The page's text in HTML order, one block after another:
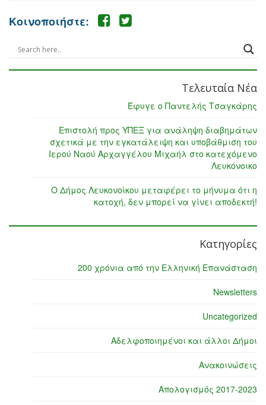
Κοινοποιήστε:
Τελευταία Νέα
Έφυγε ο Παντελής Τσαγκάρης
Επιστολή προς ΥΠΕΞ για ανάληψη διαβημάτων
σχετικά με την εγκατάλειψη και υποβάθμιση του
Ιερού Ναού Αρχαγγέλου Μιχαήλ στο κατεχόμενο
Λευκόνοικο
Ο Δήμος Λευκονοίκου μεταφέρει το μήνυμα ότι η
κατοχή, δεν μπορεί να γίνει αποδεκτή!
Κατηγορίες
200 χρόνια από την Ελληνική Επανάσταση
Newsletters
Uncategorized
Αδελφοποιημένοι και άλλοι Δήμοι
Ανακοινώσεις
Απολογισμός 2017-2023